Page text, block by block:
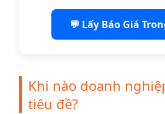
💬 Lấy Báo Giá
Khi nào doanh
tiêu đề?